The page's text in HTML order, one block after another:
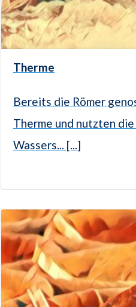
Therme
Bereits die Römer
Therme und nutzten
Wassers... [...]